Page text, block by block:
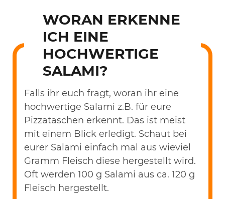
WORAN ERKENNE
ICH EINE
HOCHWERTIGE
SALAMI?
Falls ihr euch fragt, woran ihr eine
hochwertige Salami z.B. für eure
Pizzataschen erkennt. Das ist meist
mit einem Blick erledigt. Schaut bei
eurer Salami einfach mal aus wieviel
Gramm Fleisch diese hergestellt wird.
Oft werden 100 g Salami aus ca. 120 g
Fleisch hergestellt.